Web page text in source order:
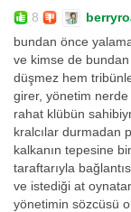
8
bundan önce
ve kimse de
düşmez hem
girer, yönetim nerde
rahat klübün
kralcılar durmadan
kalkanın tepesine
taraftarıyla
ve istediği at
yönetimin sözcüsü